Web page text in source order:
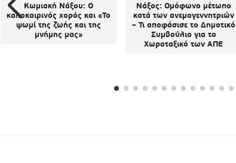
Κωμιακή Νάξου: Ο
καλοκαιρινός χορός και «Το
ψωμί της ζωής και της
μνήμης μας»
Νάξος: Ομόφωνο μέτωπο
κατά των ανεμογεννητριών
– Τι αποφάσισε το Δημοτικό
Συμβούλιο για το
Χωροταξικό των ΑΠΕ